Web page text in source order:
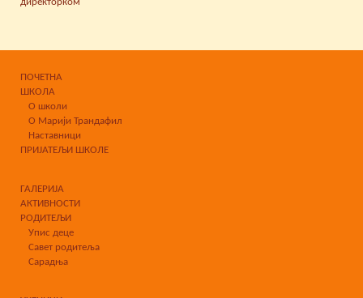
директорком
ПОЧЕТНА
ШКОЛА
О школи
О Марији Трандафил
Наставници
ПРИЈАТЕЉИ ШКОЛЕ
ГАЛЕРИЈА
АКТИВНОСТИ
РОДИТЕЉИ
Упис деце
Савет родитеља
Сарадња